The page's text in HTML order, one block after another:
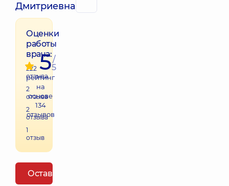
Дмитриевна
Оценки
работы
врача:
222
отзыва
2
отзыва
2
отзыва
1
отзыв
5/
5
рейтинг
на
основе
134
отзывов
Оставить отзыв